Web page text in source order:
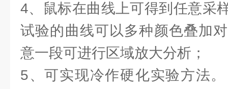
4、鼠标在曲线上可得到任意采
试验的曲线可以多种颜色叠加
意一段可进行区域放大分析；
5、可实现冷作硬化实验方法